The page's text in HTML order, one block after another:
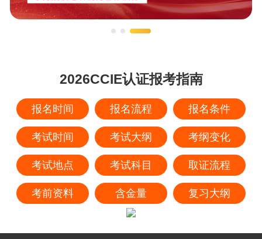
2026CCIE认证报考指南
报名时间 报名流程 报名条件
考试时间 考试大纲 考纲变化
考试地点 考试科目 取证流程
考前资料 含金量 复习大纲